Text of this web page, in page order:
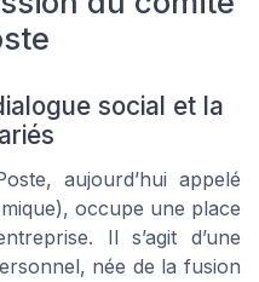
social et la
aujourd’hui appelé
occupe une place
Il s’agit d’une
née de la fusion